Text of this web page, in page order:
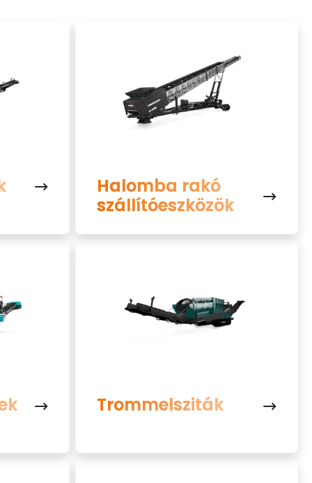
Halomba rakó
szállítóeszközök
Trommelsziták